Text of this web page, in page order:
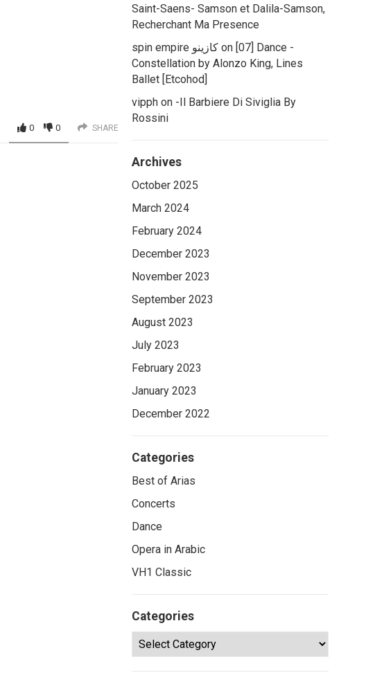
0 0 SHARE
Saint-Saens- Samson et Dalila-Samson,
Recherchant Ma Presence
spin empire كازينوon [07] Dance -
Constellation by Alonzo King, Lines
Ballet [Etcohod]
vipphon -Il Barbiere Di Siviglia By
Rossini
Archives
October 2025
March 2024
February 2024
December 2023
November 2023
September 2023
August 2023
July 2023
February 2023
January 2023
December 2022
Categories
Best of Arias
Concerts
Dance
Opera in Arabic
VH1 Classic
Categories
Categories